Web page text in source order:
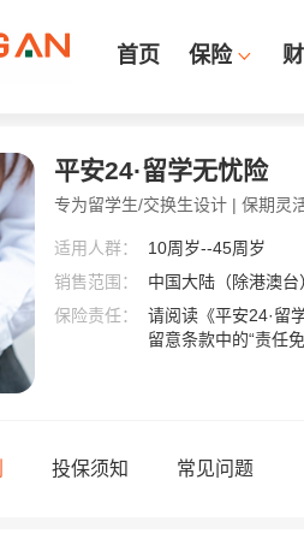
首页 保险
平安24·留学无忧险
专为留学生/交换生设计 | 保期灵
适用人群：
10周岁--45周岁
销售范围：
中国大陆（除港澳台
保险责任：
请阅读《平安24·留
留意条款中的“责任
投保须知 常见问题